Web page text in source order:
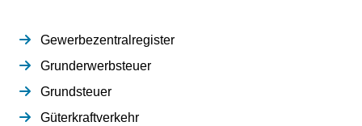
Gewerbezentralregister
Grunderwerbsteuer
Grundsteuer
Güterkraftverkehr